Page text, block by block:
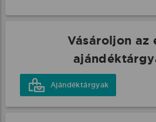
Vásároljon az
Ajándéktárgyak